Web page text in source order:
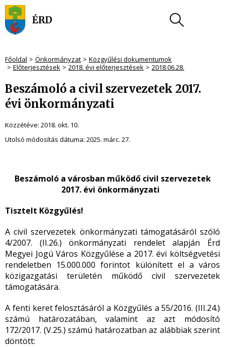
Főoldal Önkormányzat
Közgyűlési dokumentumok
Előterjesztések
2018. évi előterjesztések 2018.06.28.
Beszámoló a civil szervezetek 2017.
évi önkormányzati
Közzétéve: 2018. okt. 10.
Utolsó módosítás dátuma: 2025. márc. 27.
Beszámoló a városban működő civil szervezetek
2017. évi önkormányzati
Tisztelt Közgyűlés!
A civil szervezetek önkormányzati támogatásáról szóló
4/2007. (II.26.) önkormányzati rendelet alapján Érd
Megyei Jogú Város Közgyűlése a 2017. évi költségvetési
rendeletben 15.000.000 forintot különített el a város
közigazgatási területén működő civil szervezetek
támogatására.
A fenti keret felosztásáról a Közgyűlés a 55/2016. (III.24.)
számú határozatában, valamint az azt módosító
172/2017. (V.25.) számú határozatban az alábbiak szerint
döntött: